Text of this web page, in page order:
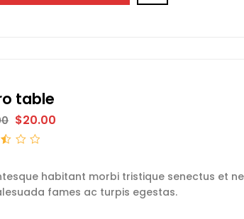
table
$20.00
habitant morbi tristique senectus et
fames ac turpis egestas.